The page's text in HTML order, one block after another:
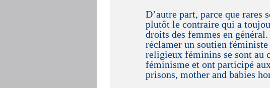
D’autre part, parce que rares
plutôt le contraire qui a
droits des femmes en
réclamer un soutien
religieux féminins se sont au
féminisme et ont participé
prisons, mother and babies